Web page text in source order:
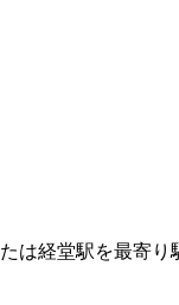
は経堂駅を最寄り